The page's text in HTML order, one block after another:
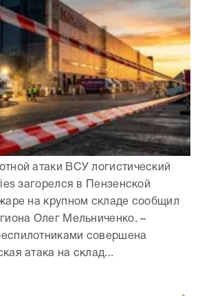
атаки ВСУ логистический
загорелся в Пензенской
на крупном складе сообщил
Олег Мельниченко. –
совершена
атака на склад...